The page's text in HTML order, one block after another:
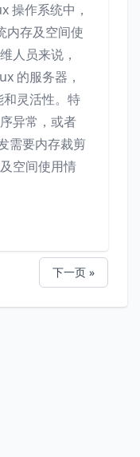
操作系统中，
内存及空间使
人员来说，
的服务器，
灵活性。特
异常，或者
需要内存裁剪
空间使用情
下一页 »